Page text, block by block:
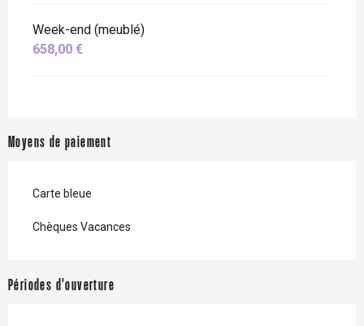
Week-end (meublé)
658,00 €
Moyens de paiement
Carte bleue
Chèques Vacances
Périodes d'ouverture